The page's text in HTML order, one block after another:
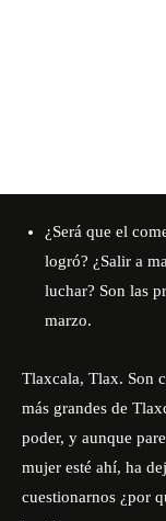
¿Será que el
logró? ¿Salir a
luchar? Son las
marzo.
Tlaxcala, Tlax. Son
más grandes de
poder, y aunque
mujer esté ahí, ha
cuestionarnos ¿por